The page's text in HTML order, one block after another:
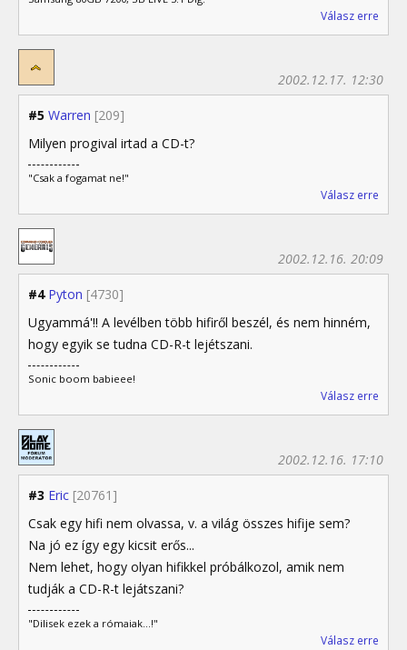
Válasz erre
#5 Warren [209]
2002.12.17. 12:30
Milyen progival irtad a CD-t?
"Csak a fogamat ne!"
Válasz erre
#4 Pyton [4730]
2002.12.16. 20:09
Ugyammá'!! A levélben több hifiről beszél, és nem hinném,
hogy egyik se tudna CD-R-t lejétszani.
Sonic boom babieee!
Válasz erre
#3 Eric [20761]
2002.12.16. 17:10
Csak egy hifi nem olvassa, v. a világ összes hifije sem?
Na jó ez így egy kicsit erős...
Nem lehet, hogy olyan hifikkel próbálkozol, amik nem
tudják a CD-R-t lejátszani?
"Dilisek ezek a rómaiak...!"
Válasz erre